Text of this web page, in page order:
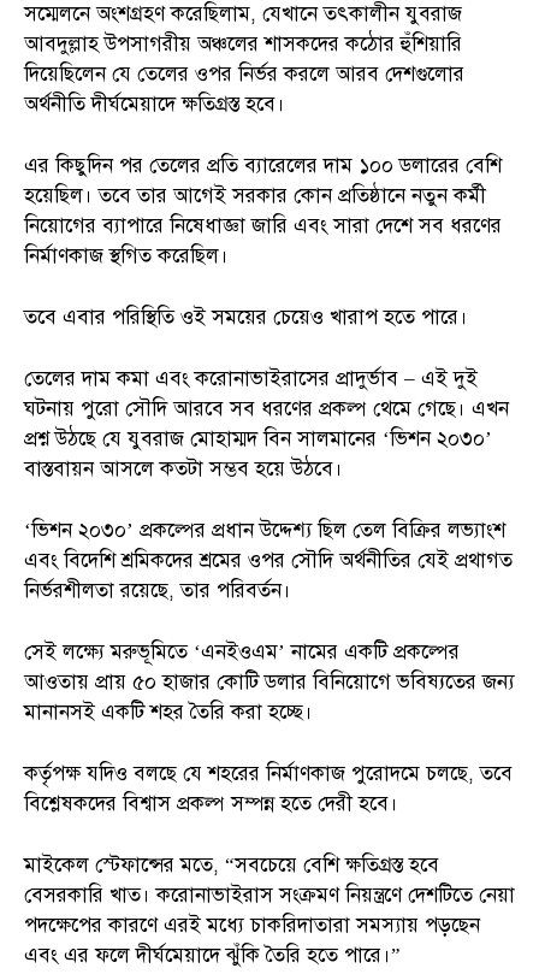
সম্মেলনে অংশগ্রহণ করেছিলাম, যেখানে তৎকালীন যুবরাজ
আবদুল্লাহ উপসাগরীয় অঞ্চলের শাসকদের কঠোর হুঁশিয়ারি
দিয়েছিলেন যে তেলের ওপর নির্ভর করলে আরব দেশগুলোর
অর্থনীতি দীর্ঘমেয়াদে ক্ষতিগ্রস্ত হবে।
এর কিছুদিন পর তেলের প্রতি ব্যারেলের দাম ১০০ ডলারের বেশি
হয়েছিল। তবে তার আগেই সরকার কোন প্রতিষ্ঠানে নতুন কর্মী
নিয়োগের ব্যাপারে নিষেধাজ্ঞা জারি এবং সারা দেশে সব ধরণের
নির্মাণকাজ স্থগিত করেছিল।
তবে এবার পরিস্থিতি ওই সময়ের চেয়েও খারাপ হতে পারে।
তেলের দাম কমা এবং করোনাভাইরাসের প্রাদুর্ভাব – এই দুই
ঘটনায় পুরো সৌদি আরবে সব ধরণের প্রকল্প থেমে গেছে। এখন
প্রশ্ন উঠছে যে যুবরাজ মোহাম্মদ বিন সালমানের ‘ভিশন ২০৩০’
বাস্তবায়ন আসলে কতটা সম্ভব হয়ে উঠবে।
‘ভিশন ২০৩০’ প্রকল্পের প্রধান উদ্দেশ্য ছিল তেল বিক্রির লভ্যাংশ
এবং বিদেশি শ্রমিকদের শ্রমের ওপর সৌদি অর্থনীতির যেই প্রথাগত
নির্ভরশীলতা রয়েছে, তার পরিবর্তন।
সেই লক্ষ্যে মরুভূমিতে ‘এনইওএম’ নামের একটি প্রকল্পের
আওতায় প্রায় ৫০ হাজার কোটি ডলার বিনিয়োগে ভবিষ্যতের জন্য
মানানসই একটি শহর তৈরি করা হচ্ছে।
কর্তৃপক্ষ যদিও বলছে যে শহরের নির্মাণকাজ পুরোদমে চলছে, তবে
বিশ্লেষকদের বিশ্বাস প্রকল্প সম্পন্ন হতে দেরী হবে।
মাইকেল স্টেফান্সের মতে, “সবচেয়ে বেশি ক্ষতিগ্রস্ত হবে
বেসরকারি খাত। করোনাভাইরাস সংক্রমণ নিয়ন্ত্রণে দেশটিতে নেয়া
পদক্ষেপের কারণে এরই মধ্যে চাকরিদাতারা সমস্যায় পড়ছেন
এবং এর ফলে দীর্ঘমেয়াদে ঝুঁকি তৈরি হতে পারে।”